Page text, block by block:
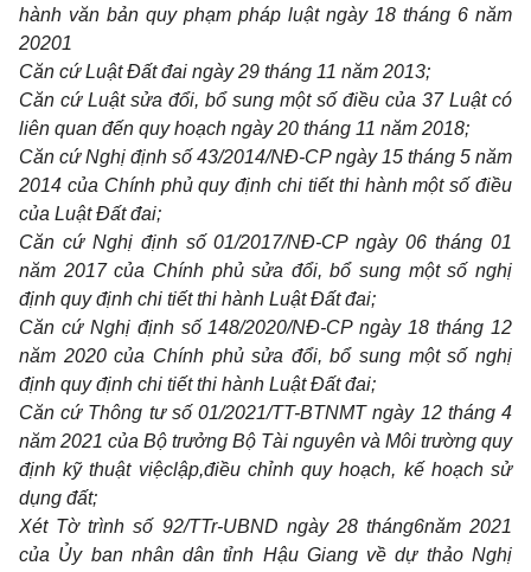
hành văn bản quy phạm pháp luật ngày 18 tháng 6 năm
20201
Căn cứ Luật Đất đai ngày 29 tháng 11 năm 2013;
Căn cứ Luật sửa đổi, bổ sung một số điều của 37 Luật có
liên quan đến quy hoạch ngày 20 tháng 11 năm 2018;
Căn cứ Nghị định số 43/2014/NĐ-CP ngày 15 tháng 5 năm
2014 của Chính phủ quy định chi tiết thi hành một số điều
của Luật Đất đai;
Căn cứ Nghị định số 01/2017/NĐ-CP ngày 06 tháng 01
năm 2017 của Chính phủ sửa đổi, bổ sung một số nghị
định quy định chi tiết thi hành Luật Đất đai;
Căn cứ Nghị định số 148/2020/NĐ-CP ngày 18 tháng 12
năm 2020 của Chính phủ sửa đổi, bổ sung một số nghị
định quy định chi tiết thi hành Luật Đất đai;
Căn cứ Thông tư số 01/2021/TT-BTNMT ngày 12 tháng 4
năm 2021 của Bộ trưởng Bộ Tài nguyên và Môi trường quy
định kỹ thuật việclập,điều chỉnh quy hoạch, kế hoạch sử
dụng đất;
Xét Tờ trình số 92/TTr-UBND ngày 28 tháng6năm 2021
của Ủy ban nhân dân tỉnh Hậu Giang về dự thảo Nghị